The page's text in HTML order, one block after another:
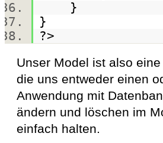
}
}
?>
Unser Model ist also
die uns entweder einen
Anwendung mit
ändern und löschen im
einfach halten.